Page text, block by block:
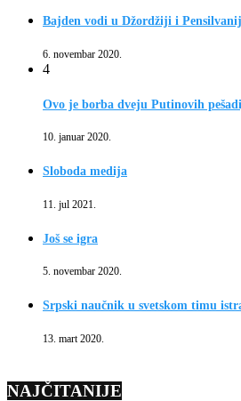
Bajden vodi u Džordžiji i
6. novembar 2020.
4
Ovo je borba dveju Putinovih
10. januar 2020.
Sloboda medija
11. jul 2021.
Još se igra
5. novembar 2020.
Srpski naučnik u svetskom timu
13. mart 2020.
NAJČITANIJE